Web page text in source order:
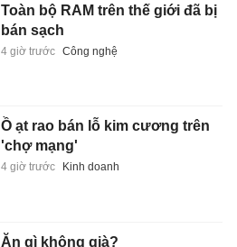
Toàn bộ RAM trên thế giới đã bị
bán sạch
4 giờ trước Công nghệ
Ồ ạt rao bán lỗ kim cương trên
'chợ mạng'
4 giờ trước Kinh doanh
Ăn gì không già?